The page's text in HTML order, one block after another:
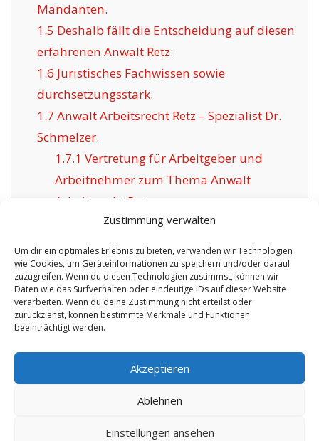
Zustimmung verwalten
Um dir ein optimales Erlebnis zu bieten, verwenden wir Technologien
wie Cookies, um Geräteinformationen zu speichern und/oder darauf
zuzugreifen. Wenn du diesen Technologien zustimmst, können wir
Daten wie das Surfverhalten oder eindeutige IDs auf dieser Website
verarbeiten. Wenn du deine Zustimmung nicht erteilst oder
zurückziehst, können bestimmte Merkmale und Funktionen
beeinträchtigt werden.
Akzeptieren
Ablehnen
Einstellungen ansehen
Mandanten.
1.5 Deshalb fällt die Entscheidung auf diesen
erfahrenen Anwalt Retz:
1.6 Juristisches Fachwissen sowie
durchsetzungsstark.
1.7 Anwalt Arbeitsrecht Retz – Spezialist Dr.
Schmelzer.
1.7.1 Vertretung für Arbeitgeber und
Arbeitnehmer zum Thema Anwalt
Arbeitsrecht Retz.
VORHERIGER ARTIKEL
Anwalt Arbeitsrecht
Haselünne – Anja ist
NÄCHSTER ARTIKEL
Anwalt Hessisch
Oldendorf Experte
Copyright 2025 by: anwalt.rocks/arbeitsrecht/ Anwalt und Fachanwalt für